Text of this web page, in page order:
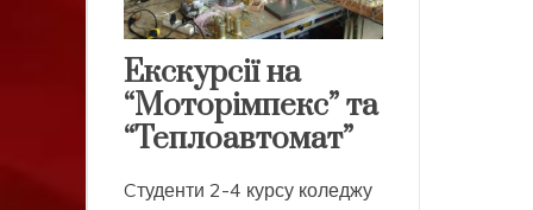
Екскурсії на
“Моторімпекс” та
“Теплоавтомат”
Cтуденти 2-4 курсу коледжу